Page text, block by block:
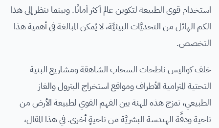
استخدام قوى الطبيعة لتكوين عالم أكثر أمانًا. وبينما ننظر إلى هذا
الكم الهائل من التحديَّات البيئيَّة، لا يُمكن المبالغة في أهمية هذا
التخصص.
خلف كواليس ناطحات السحاب الشاهقة ومشاريع البنية
التحتية المترامية الأطراف ومواقع استخراج البترول والغاز
الطبيعي، تمزج هذه المهنة بين الفهم القوي لطبيعة الأرض من
ناحية ودقَّة الهندسة البشريَّة من ناحيةٍ أخرى. في هذا المقال،